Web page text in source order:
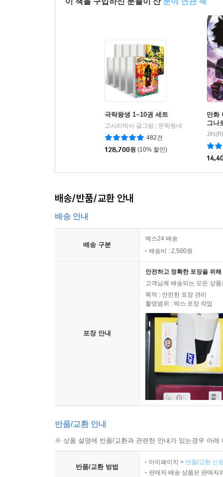
극락왕생 1~10권 세트
고사리박사 글그림
문학동네
482건
128,700원 (10% 할인)
만화
그나
배송/반품/교환 안내
배송 안내
배송 구분
예스24 배송
배송비 : 2,500원
포장 안내
안전하고 정확한 포장을 위
고객님께 배송되는 모든 상
목적 : 안전한 포장 관리
촬영범위 : 박스 포장 작업
반품/교환 안내
※ 상품 설명에 반품/교환과 관련한 안내가 있는경우 아
반품/교환 방법
마이페이지 > 반품/교환 신
판매자 배송 상품은 판매자